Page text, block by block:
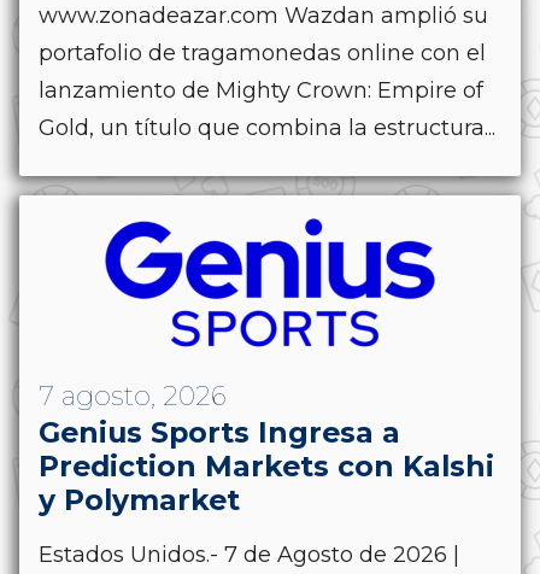
www.zonadeazar.com Wazdan amplió su
portafolio de tragamonedas online con el
lanzamiento de Mighty Crown: Empire of
Gold, un título que combina la estructura...
7 agosto, 2026
Genius Sports Ingresa a
Prediction Markets con Kalshi
y Polymarket
Estados Unidos.- 7 de Agosto de 2026 |